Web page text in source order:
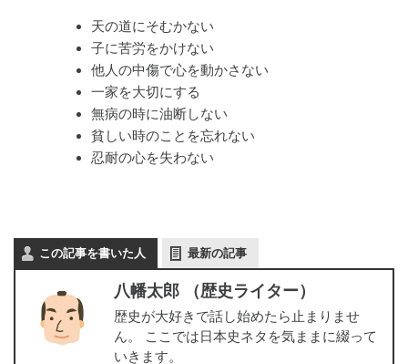
天の道にそむかない
子に苦労をかけない
他人の中傷で心を動かさない
一家を大切にする
無病の時に油断しない
貧しい時のことを忘れない
忍耐の心を失わない
この記事を書いた人 最新の記事
八幡太郎 （歴史ライター）
歴史が大好きで話し始めたら止まりませ
ん。 ここでは日本史ネタを気ままに綴って
いきます。